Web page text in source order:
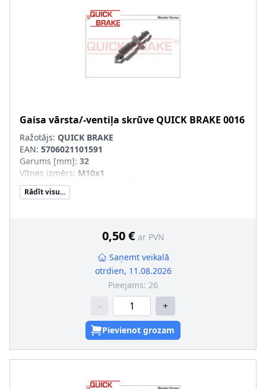
Gaisa vārsta/-ventiļa skrūve QUICK BRAKE 0016
Ražotājs: QUICK BRAKE
EAN: 5706021101591
Garums [mm]: 32
Vītnes izmērs: M10x1
Uzgriežņu atslēgas izmērs
Vītnes veids:
Rādīt visu...
0,50 € ar PVN
Saņemt veikalā
otrdien, 11.08.2026
Pieejams: 26
- +
Pievienot grozam